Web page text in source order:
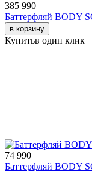
385 990
Баттерфляй BODY
в корзину
Купитьв один клик
74 990
Баттерфляй BODY